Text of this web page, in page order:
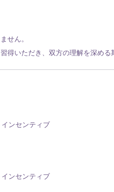
せん。
得いただき、双方の理解を深める
ンセンティブ
ンセンティブ